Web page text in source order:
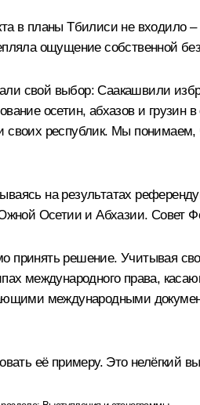
в планы Тбилиси не входило –
ощущение собственной
свой выбор: Саакашвили
осетин, абхазов и
республик. Мы
на результатах
Осетии и Абхазии.
решение. Учитывая
международного права,
международными
её примеру. Это